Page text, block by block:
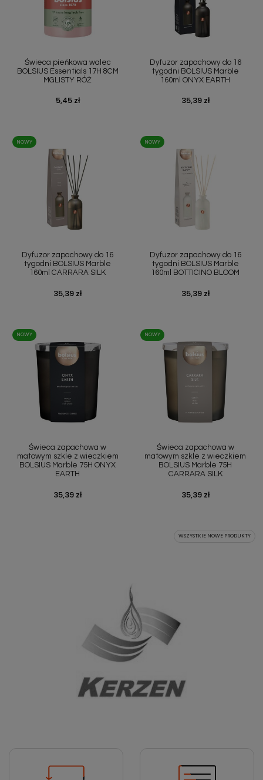
Świeca pieńkowa walec
BOLSIUS Essentials 17H 8CM
MGLISTY RÓŻ
Cena
5,45 zł
Dyfuzor zapachowy do 16
tygodni BOLSIUS Marble
160ml ONYX EARTH
Cena
35,39 zł
Dyfuzor zapachowy do 16
tygodni BOLSIUS Marble
160ml CARRARA SILK
Cena
35,39 zł
NOWY
Dyfuzor zapachowy do 16
tygodni BOLSIUS Marble
160ml BOTTICINO BLOOM
Cena
35,39 zł
NOWY
Świeca zapachowa w
matowym szkle z wieczkiem
BOLSIUS Marble 75H ONYX
EARTH
Cena
35,39 zł
NOWY
Świeca zapachowa w
matowym szkle z wieczkiem
BOLSIUS Marble 75H
CARRARA SILK
Cena
35,39 zł
NOWY
WSZYSTKIE NOWE PRODUKTY